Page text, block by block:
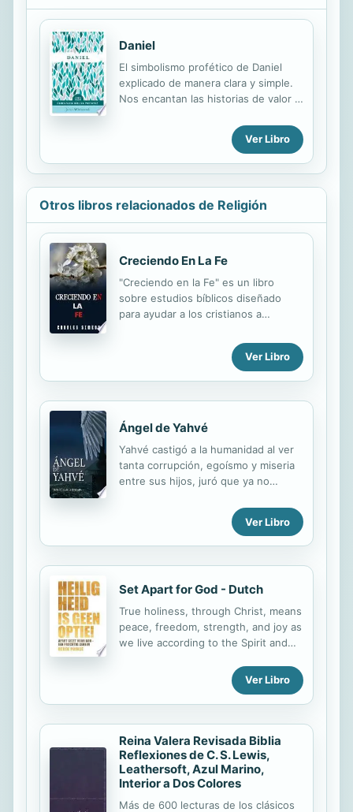
Daniel
El simbolismo profético de Daniel
explicado de manera clara y simple.
Nos encantan las historias de valor y
segunda mitad del libro nos puede
confundir. Encuentra la hermosa
profundidad de Daniel a través de un
esclarecedor comentario verso por
la vez sencillo y perspicaz.
Ver Libro
Otros libros relacionados de Religión
Creciendo En La Fe
"Creciendo en la Fe" es un libro
sobre estudios bíblicos diseñado
para ayudar a los cristianos a
fortalecer su fe. El libro se enfoca en
diferentes temas relevantes para la
demás. Cada capítulo presenta una
estudio para ayudar al lector a
comprender y aplicar los principios
bíblicos en su vida diaria. Además, el
inspiradores de otras personas que
han experimentado el ...
Ver Libro
Ángel de Yahvé
Yahvé castigó a la humanidad al ver
tanta corrupción, egoísmo y miseria
entre sus hijos, juró que ya no
protectores, en cambio dejaría que
los humanos se destruyeran unos a
otros. Isaac, quien vive entre ellos
desterrados, pero ellos aplazaron su
exterminio engendrando en mujeres
impuras, con eso la misión de Isaac
se volvió más difícil y peligrosa.
Ver Libro
Set Apart for God - Dutch
True holiness, through Christ, means
peace, freedom, strength, and joy as
we live according to the Spirit and
weights that hold us back.Ver Libro
Reina Valera Revisada Biblia
Reflexiones de C. S. Lewis,
Leathersoft, Azul Marino,
Interior a Dos Colores
Más de 600 lecturas de los clásicos